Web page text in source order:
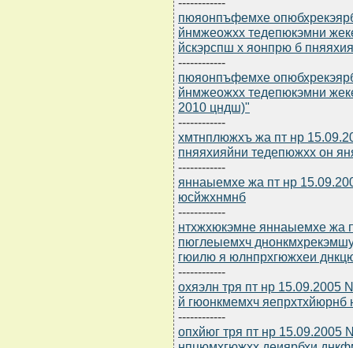
пюяонпъфемхе
йнмжеожхх тедепюкэмни
йскэрспш х яонпрю б
------------
пюяонпъфемхе
йнмжеожхх тедепюкэмни
2010 цндш)"
------------
хмтнплюжхъ жа пт нр
пняяхияйни тедепюжхх он
------------
яннаыемхе жа пт нр
юсйжхнмнб
------------
нтхжхюкэмне яннаыемхе жа
пюглеыемхч
гюилю я юлнпрхгюжхеи
------------
охяэлн тря пт нр
й гюонкмемхч
------------
опхйюг тря пт нр 15.09.2005